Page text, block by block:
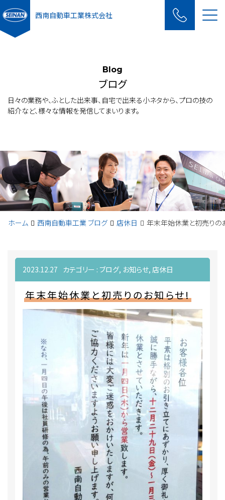
西南自動車工業株式会社
Blog
ブログ
日々の業務や、ふとした出来事、自宅で出来る小ネタから、プロの技の
紹介など、様々な情報を発信してまいります。
ホーム 西南自動車工業 ブログ 店休日 年末年始休業と初売りの
2023.12.27 カテゴリー : ブログ, お知らせ, 店休日
年末年始休業と初売りのお知らせ!